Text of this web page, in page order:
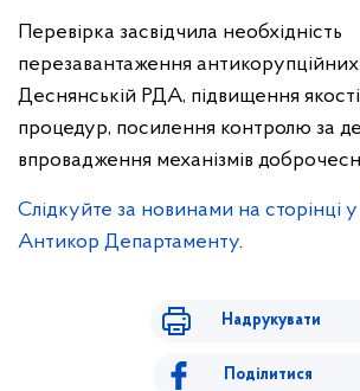
Перевірка засвідчила необхідність
перезавантаження
Деснянській РДА, підвищення
процедур, посилення контролю за
впровадження механізмів
Слідкуйте за новинами на сторінці
Антикор Департаменту.
Надрукувати
Поділитися